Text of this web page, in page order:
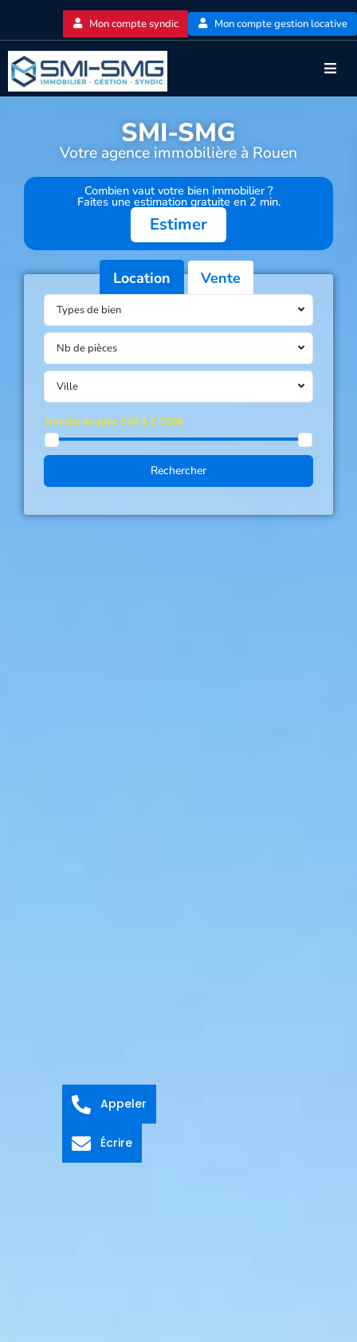
Mon compte syndic Mon compte gestion locative
SMI-SMG
Votre agence immobilière à Rouen
Combien vaut votre bien immobilier ?
Faites une estimation gratuite en 2 min.
Estimer
Location Vente
Types de bien
Nb de pièces
Ville
Tranche de prix:80€ à 2 000€
Appeler
Écrire